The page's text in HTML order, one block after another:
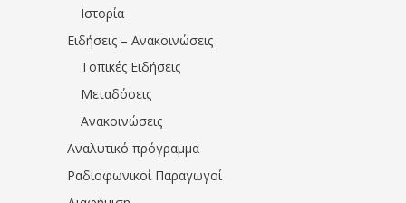
Ιστορία
Ειδήσεις – Ανακοινώσεις
Τοπικές Ειδήσεις
Μεταδόσεις
Ανακοινώσεις
Αναλυτικό πρόγραμμα
Ραδιοφωνικοί Παραγωγοί